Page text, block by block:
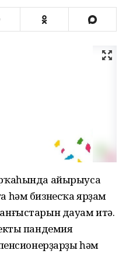
айырыуса
һәм бизнесҡа ярҙам
дауам итә.
пандемия
һәм